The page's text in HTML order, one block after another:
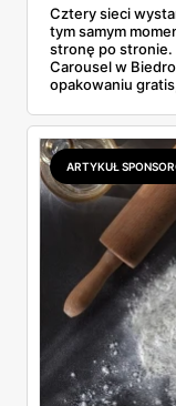
Cztery sieci
tym samym
stronę po stronie.
Carousel w
opakowaniu
2,99 zł za
odpowiada
najwięcej
do Aldi.
ARTYKUŁ